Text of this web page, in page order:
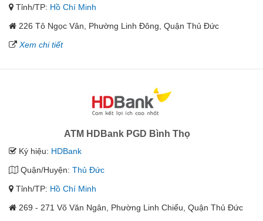
Tỉnh/TP: Hồ Chí Minh
226 Tô Ngọc Vân, Phường Linh Đông, Quận Thủ Đức
Xem chi tiết
ATM HDBank PGD Bình Thọ
Ký hiệu: HDBank
Quận/Huyện: Thủ Đức
Tỉnh/TP: Hồ Chí Minh
269 - 271 Võ Văn Ngân, Phường Linh Chiểu, Quận Thủ Đức